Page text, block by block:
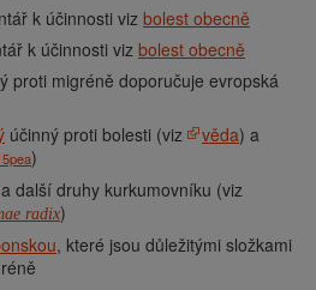
k účinnosti viz bolest obecně
k účinnosti viz bolest obecně
proti migréně doporučuje evropská
účinný proti bolesti (viz věda) a
)
a další druhy kurkumovníku (viz
radix)
, které jsou důležitými složkami